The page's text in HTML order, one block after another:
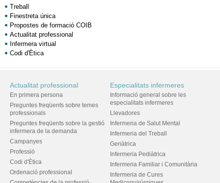
Treball
Finestreta única
Propostes de formació COIB
Actualitat professional
Infermera virtual
Codi d'Ètica
Actualitat professional
En primera persona
Preguntes freqüents sobre temes
professionals
Preguntes freqüents sobre la gestió
infermera de la demanda
Campanyes
Professió
Codi d'Ètica
Ordenació professional
Especialitats infermeres
Informació general sobre les
especialitats infermeres
Llevadores
Infermeria de Salut Mental
Infermeria del Treball
Geriàtrica
Infermeria Pediàtrica
Infermeria Familiar i Comunitària
Infermeria de Cures